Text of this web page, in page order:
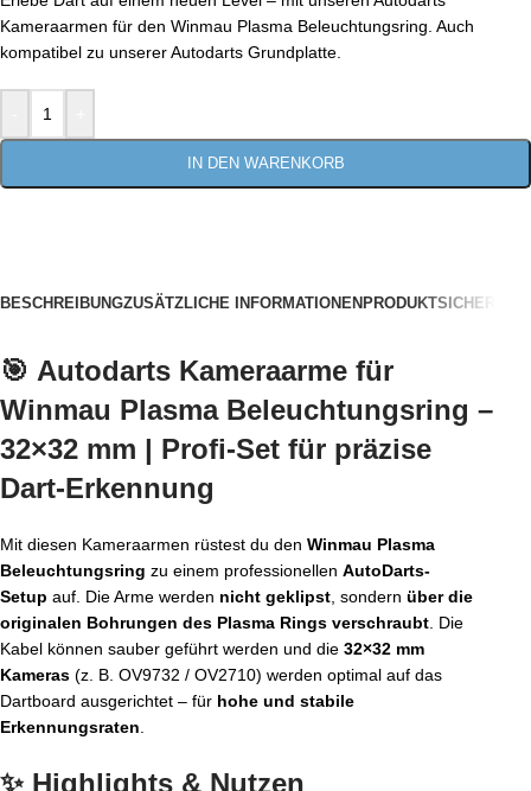
Kameraarmen für den Winmau Plasma Beleuchtungsring. Auch
kompatibel zu unserer Autodarts Grundplatte.
IN DEN WARENKORB
BESCHREIBUNGZUSÄTZLICHE INFORMATIONENPRODUKTSICHERHEIT
🎯 Autodarts Kameraarme für
Winmau Plasma Beleuchtungsring –
32×32 mm | Profi-Set für präzise
Dart-Erkennung
Mit diesen Kameraarmen rüstest du den Winmau Plasma
Beleuchtungsring zu einem professionellen AutoDarts-
Setup auf. Die Arme werden nicht geklipst , sondern über die
originalen Bohrungen des Plasma Rings verschraubt . Die
Kabel können sauber geführt werden und die 32×32 mm
Kameras (z. B. OV9732 / OV2710) werden optimal auf das
Dartboard ausgerichtet – für hohe und stabile
Erkennungsraten
✨ Highlights & Nutzen